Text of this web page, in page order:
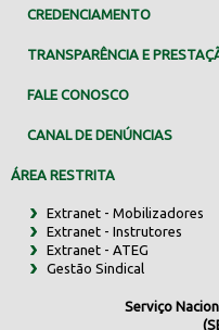
CREDENCIAMENTO
TRANSPARÊNCIA E
FALE CONOSCO
CANAL DE DENÚNCIAS
ÁREA RESTRITA
Extranet - Mobilizadores
Extranet - Instrutores
Extranet - ATEG
Gestão Sindical
Serviço